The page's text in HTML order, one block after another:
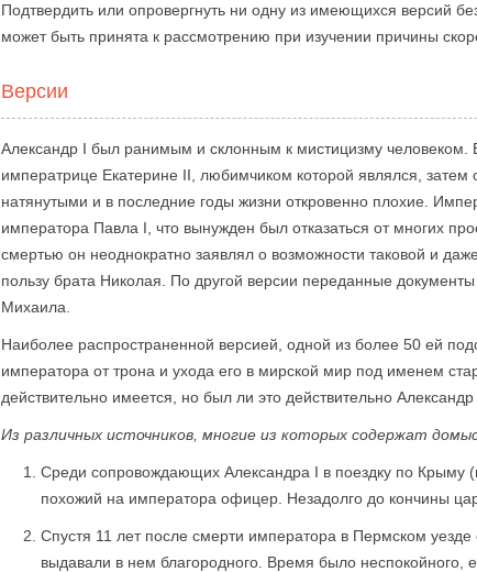
Подтвердить или опровергнуть ни одну из имеющихся версий
может быть принята к рассмотрению при изучении причины
Версии
Александр I был ранимым и склонным к мистицизму человеком.
императрице Екатерине II, любимчиком которой являлся,
натянутыми и в последние годы жизни откровенно плохие.
императора Павла I, что вынужден был отказаться от многих
смертью он неоднократно заявлял о возможности таковой и
пользу брата Николая. По другой версии переданные
Михаила.
Наиболее распространенной версией, одной из более 50 ей
императора от трона и ухода его в мирской мир под именем
действительно имеется, но был ли это действительно Александр
Из различных источников, многие из которых содержат
Среди сопровождающих Александра I в поездку по Крыму
похожий на императора офицер. Незадолго до кончины
Спустя 11 лет после смерти императора в Пермском
выдавали в нем благородного. Время было неспокойного,